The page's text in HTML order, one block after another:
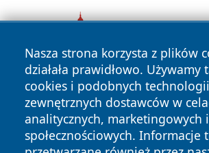
Nasza strona korzysta z plików
działała prawidłowo. Używamy
cookies i podobnych
zewnętrznych dostawców w
analitycznych, marketingowych i
społecznościowych. Informacje